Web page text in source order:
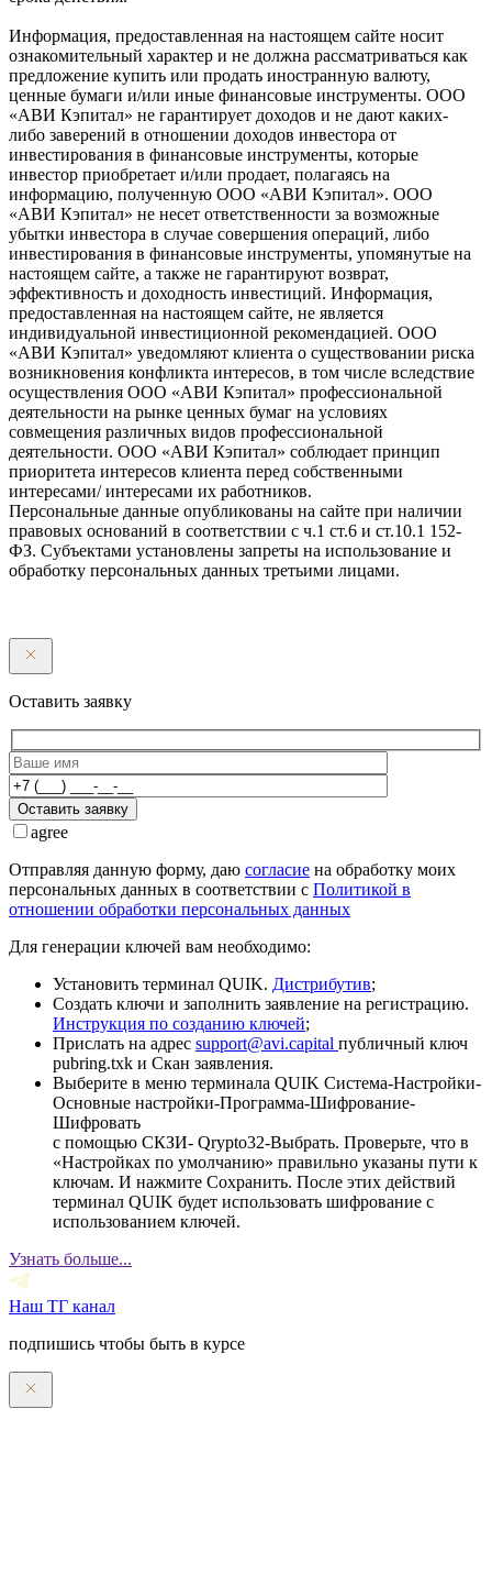
Информация, предоставленная на настоящем сайте носит
ознакомительный характер и не должна рассматриваться как
предложение купить или продать иностранную валюту,
ценные бумаги и/или иные финансовые инструменты. ООО
«АВИ Кэпитал» не гарантирует доходов и не дают каких-
либо заверений в отношении доходов инвестора от
инвестирования в финансовые инструменты, которые
инвестор приобретает и/или продает, полагаясь на
информацию, полученную ООО «АВИ Кэпитал». ООО
«АВИ Кэпитал» не несет ответственности за возможные
убытки инвестора в случае совершения операций, либо
инвестирования в финансовые инструменты, упомянутые на
настоящем сайте, а также не гарантируют возврат,
эффективность и доходность инвестиций. Информация,
предоставленная на настоящем сайте, не является
индивидуальной инвестиционной рекомендацией. ООО
«АВИ Кэпитал» уведомляют клиента о существовании риска
возникновения конфликта интересов, в том числе вследствие
осуществления ООО «АВИ Кэпитал» профессиональной
деятельности на рынке ценных бумаг на условиях
совмещения различных видов профессиональной
деятельности. ООО «АВИ Кэпитал» соблюдает принцип
приоритета интересов клиента перед собственными
интересами/ интересами их работников.
Персональные данные опубликованы на сайте при наличии
правовых оснований в соответствии с ч.1 ст.6 и ст.10.1 152-
ФЗ. Субъектами установлены запреты на использование и
обработку персональных данных третьими лицами.
Оставить заявку
Оставить заявку
agree
Отправляя данную форму, даю согласие на обработку моих
персональных данных в соответствии с Политикой в
отношении обработки персональных данных
Для генерации ключей вам необходимо:
Установить терминал QUIK. Дистрибутив;
Создать ключи и заполнить заявление на регистрацию.
Инструкция по созданию ключей;
Прислать на адрес support@avi.capital публичный ключ
pubring.txk и Скан заявления.
Выберите в меню терминала QUIK Система-Настройки-
Основные настройки-Программа-Шифрование-
Шифровать
с помощью СКЗИ- Qrypto32-Выбрать. Проверьте, что в
«Настройках по умолчанию» правильно указаны пути к
ключам. И нажмите Сохранить. После этих действий
терминал QUIK будет использовать шифрование с
использованием ключей.
Узнать больше...
Наш ТГ канал
подпишись чтобы быть в курсе